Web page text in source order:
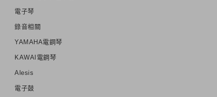
電子琴
錄音相關
YAMAHA電鋼琴
KAWAI電鋼琴
Alesis
電子鼓